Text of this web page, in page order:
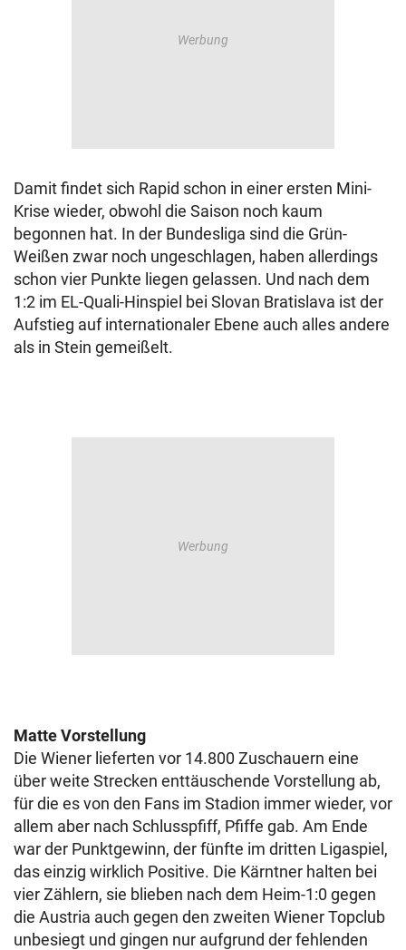
Damit findet sich Rapid schon in einer ersten Mini-
Krise wieder, obwohl die Saison noch kaum
begonnen hat. In der Bundesliga sind die Grün-
Weißen zwar noch ungeschlagen, haben allerdings
schon vier Punkte liegen gelassen. Und nach dem
1:2 im EL-Quali-Hinspiel bei Slovan Bratislava ist der
Aufstieg auf internationaler Ebene auch alles andere
als in Stein gemeißelt.
Matte Vorstellung
Die Wiener lieferten vor 14.800 Zuschauern eine
über weite Strecken enttäuschende Vorstellung ab,
für die es von den Fans im Stadion immer wieder, vor
allem aber nach Schlusspfiff, Pfiffe gab. Am Ende
war der Punktgewinn, der fünfte im dritten Ligaspiel,
das einzig wirklich Positive. Die Kärntner halten bei
vier Zählern, sie blieben nach dem Heim-1:0 gegen
die Austria auch gegen den zweiten Wiener Topclub
unbesiegt und gingen nur aufgrund der fehlenden